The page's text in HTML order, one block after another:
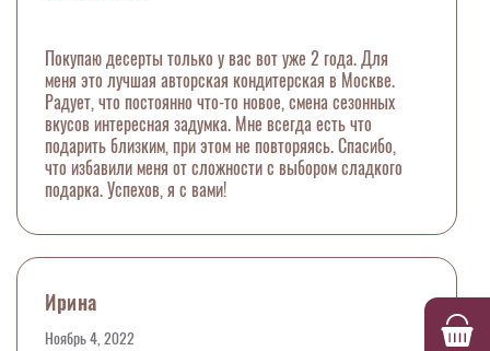
Покупаю десерты только у вас вот уже 2 года. Для
меня это лучшая авторская кондитерская в Москве.
Радует, что постоянно что-то новое, смена сезонных
вкусов интересная задумка. Мне всегда есть что
подарить близким, при этом не повторяясь. Спасибо,
что избавили меня от сложности с выбором сладкого
подарка. Успехов, я с вами!
Ирина
Ноябрь 4, 2022